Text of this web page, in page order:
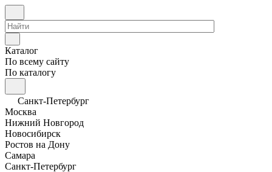
Каталог
По всему сайту
По каталогу
Санкт-Петербург
Москва
Нижний Новгород
Новосибирск
Ростов на Дону
Самара
Санкт-Петербург